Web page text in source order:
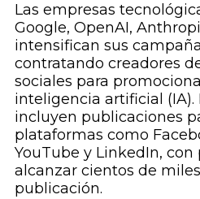
Las empresas
Google, OpenAI,
intensifican sus
contratando creadores
sociales para
inteligencia artificial (IA).
incluyen publicaciones
plataformas como
YouTube y LinkedIn,
alcanzar cientos de
publicación.